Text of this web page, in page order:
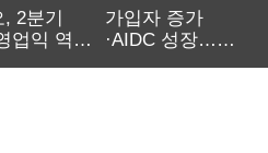
, 2분기
업익 역대
가입자 증가
·AIDC 성장…